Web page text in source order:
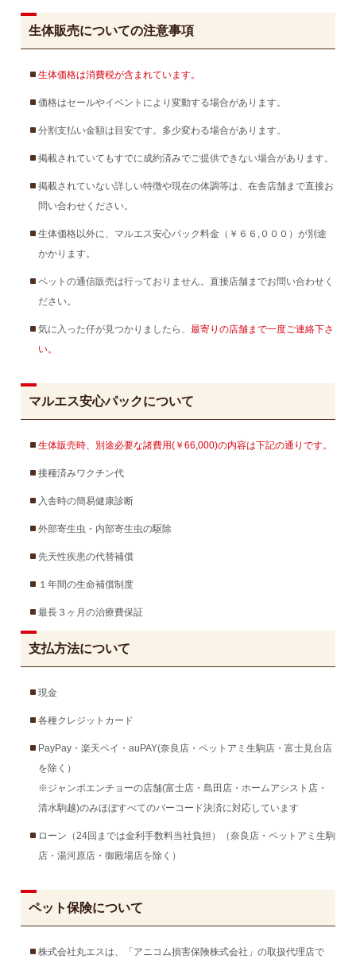
生体販売についての注意事項
生体価格は消費税が含まれています。
価格はセールやイベントにより変動する場合があります。
分割支払い金額は目安です。多少変わる場合があります。
掲載されていてもすでに成約済みでご提供できない場合があります。
掲載されていない詳しい特徴や現在の体調等は、在舎店舗まで直接お
問い合わせください。
生体価格以外に、マルエス安心パック料金（￥６６,０００）が別途
かかります。
ペットの通信販売は行っておりません。直接店舗までお問い合わせく
ださい。
気に入った仔が見つかりましたら、 最寄りの店舗まで一度ご連絡下さ
い。
マルエス安心パックについて
生体販売時、別途必要な諸費用(￥66,000)の内容は下記の通りです。
接種済みワクチン代
入舎時の簡易健康診断
外部寄生虫・内部寄生虫の駆除
先天性疾患の代替補償
１年間の生命補償制度
最長３ヶ月の治療費保証
支払方法について
現金
各種クレジットカード
PayPay・楽天ペイ・auPAY(奈良店・ペットアミ生駒店・富士見台店
を除く）
※ジャンボエンチョーの店舗(富士店・島田店・ホームアシスト店・
清水駒越)のみほぼすべてのバーコード決済に対応しています
ローン（24回までは金利手数料当社負担）（奈良店・ペットアミ生駒
店・湯河原店・御殿場店を除く）
ペット保険について
株式会社丸エスは、「アニコム損害保険株式会社」の取扱代理店で